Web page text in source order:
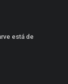
está de